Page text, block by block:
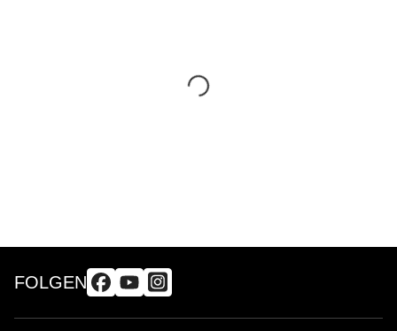
FOLGEN